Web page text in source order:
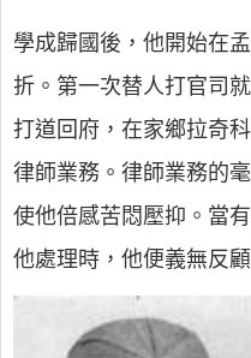
學成歸國後，他開始在
折。第一次替人打官司
打道回府，在家鄉拉奇
律師業務。律師業務的
使他倍感苦悶壓抑。當
他處理時，他便義無反